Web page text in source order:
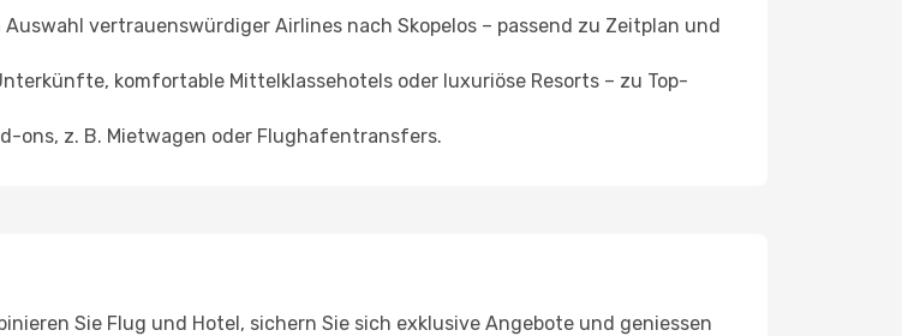
vertrauenswürdiger Airlines nach Skopelos – passend zu Zeitplan und
komfortable Mittelklassehotels oder luxuriöse Resorts – zu Top-
ons, z. B. Mietwagen oder Flughafentransfers.
Sie Flug und Hotel, sichern Sie sich exklusive Angebote und geniessen